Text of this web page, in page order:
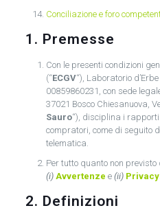
Conciliazione e foro
1. Premesse
Con le presenti condizioni
(“ECGV“), Laboratorio
00859860231, con sede
37021 Bosco Chiesanuova,
Sauro“), disciplina i
compratori, come di seguito
telematica.
Per tutto quanto non previsto
(i) Avvertenze e (ii) Privacy.
2. Definizioni